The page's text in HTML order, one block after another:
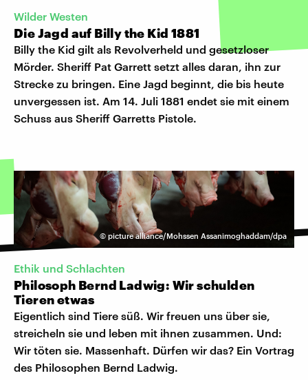
Wilder Westen
Die Jagd auf Billy the Kid 1881
Billy the Kid gilt als Revolverheld und gesetzloser
Mörder. Sheriff Pat Garrett setzt alles daran, ihn zur
Strecke zu bringen. Eine Jagd beginnt, die bis heute
unvergessen ist. Am 14. Juli 1881 endet sie mit einem
Schuss aus Sheriff Garretts Pistole.
© picture alliance/Mohssen Assanimoghaddam/dpa
Ethik und Schlachten
Philosoph Bernd Ladwig: Wir schulden
Tieren etwas
Eigentlich sind Tiere süß. Wir freuen uns über sie,
streicheln sie und leben mit ihnen zusammen. Und:
Wir töten sie. Massenhaft. Dürfen wir das? Ein Vortrag
des Philosophen Bernd Ladwig.